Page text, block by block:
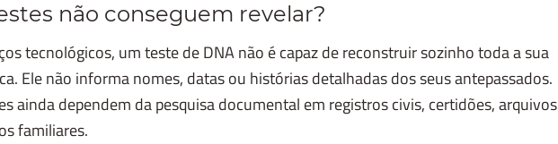
não conseguem revelar?
tecnológicos, um teste de DNA não é capaz de reconstruir sozinho toda a sua
Ele não informa nomes, datas ou histórias detalhadas dos seus antepassados.
ainda dependem da pesquisa documental em registros civis, certidões, arquivos
familiares.